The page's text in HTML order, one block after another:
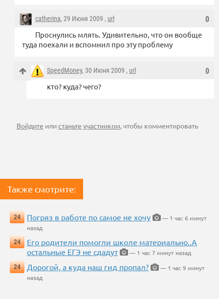
0
catherina, 29 Июня 2009 , url
Проснулись млять. Удивительно, что он вообще
туда поехали и вспомнил про эту проблему
0
SpeedMoney, 30 Июня 2009 , url
кто? куда? чего?
Войдите илистаньте участником, чтобы комментировать
Также смотрите:
24 Погряз в работе по самое не хочу
— 1 час 6 минут
назад
24
Его родители помогли школе материально..А
остальные ЕГЭ не сдадут
— 1 час 7 минут назад
24
Дорогой, а куда наш гид пропал?
— 1 час 9 минут
назад